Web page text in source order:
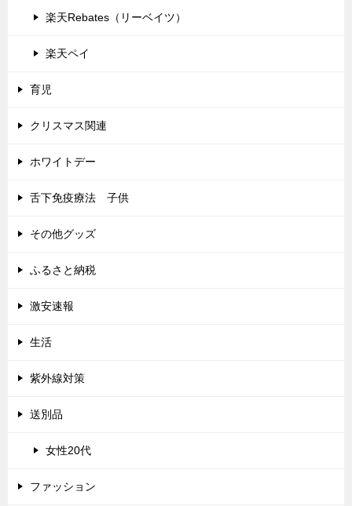
楽天Rebates（リーベイツ）
楽天ペイ
育児
クリスマス関連
ホワイトデー
舌下免疫療法 子供
その他グッズ
ふるさと納税
激安速報
生活
紫外線対策
送別品
女性20代
ファッション